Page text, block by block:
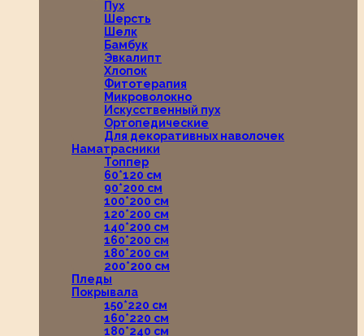
Пух
Шерсть
Шелк
Бамбук
Эвкалипт
Хлопок
Фитотерапия
Микроволокно
Искусственный пух
Ортопедические
Для декоративных наволочек
Наматрасники
Топпер
60*120 см
90*200 см
100*200 см
120*200 см
140*200 см
160*200 см
180*200 см
200*200 см
Пледы
Покрывала
150*220 см
160*220 см
180*240 см